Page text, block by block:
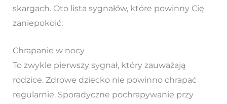
skargach. Oto lista sygnałów, które powinny Cię
zaniepokoić:
Chrapanie w nocy
To zwykle pierwszy sygnał, który zauważają
rodzice. Zdrowe dziecko nie powinno chrapać
regularnie. Sporadyczne pochrapywanie przy